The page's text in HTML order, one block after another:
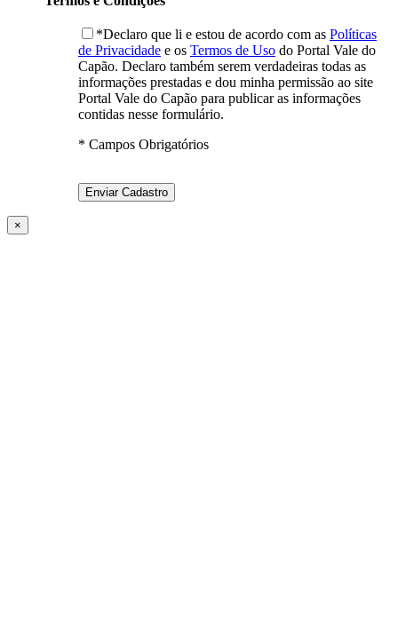
*Declaro que li e estou de acordo com as Políticas
de Privacidade e os Termos de Uso do Portal Vale do
Capão. Declaro também serem verdadeiras todas as
informações prestadas e dou minha permissão ao site
Portal Vale do Capão para publicar as informações
contidas nesse formulário.
* Campos Obrigatórios
×